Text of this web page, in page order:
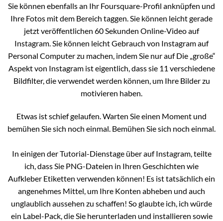
Sie können ebenfalls an Ihr Foursquare-Profil anknüpfen und
Ihre Fotos mit dem Bereich taggen. Sie können leicht gerade
jetzt veröffentlichen 60 Sekunden Online-Video auf
Instagram. Sie können leicht Gebrauch von Instagram auf
Personal Computer zu machen, indem Sie nur auf Die „große“
Aspekt von Instagram ist eigentlich, dass sie 11 verschiedene
Bildfilter, die verwendet werden können, um Ihre Bilder zu
motivieren haben.
Etwas ist schief gelaufen. Warten Sie einen Moment und
bemühen Sie sich noch einmal. Bemühen Sie sich noch einmal.
In einigen der Tutorial-Dienstage über auf Instagram, teilte
ich, dass Sie PNG-Dateien in Ihren Geschichten wie
Aufkleber Etiketten verwenden können! Es ist tatsächlich ein
angenehmes Mittel, um Ihre Konten abheben und auch
unglaublich aussehen zu schaffen! So glaubte ich, ich würde
ein Label-Pack, die Sie herunterladen und installieren sowie